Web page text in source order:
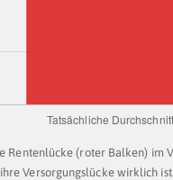
(roter Balken) im
Versorgungslücke wirklich